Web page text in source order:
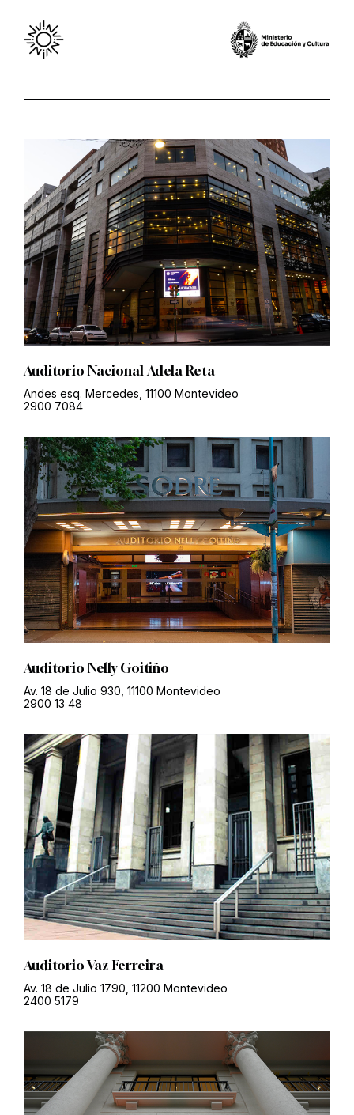
Auditorio Nacional Adela Reta
Andes esq. Mercedes, 11100 Montevideo
2900 7084
Auditorio Nelly Goitiño
Av. 18 de Julio 930, 11100 Montevideo
2900 13 48
Auditorio Vaz Ferreira
Av. 18 de Julio 1790, 11200 Montevideo
2400 5179